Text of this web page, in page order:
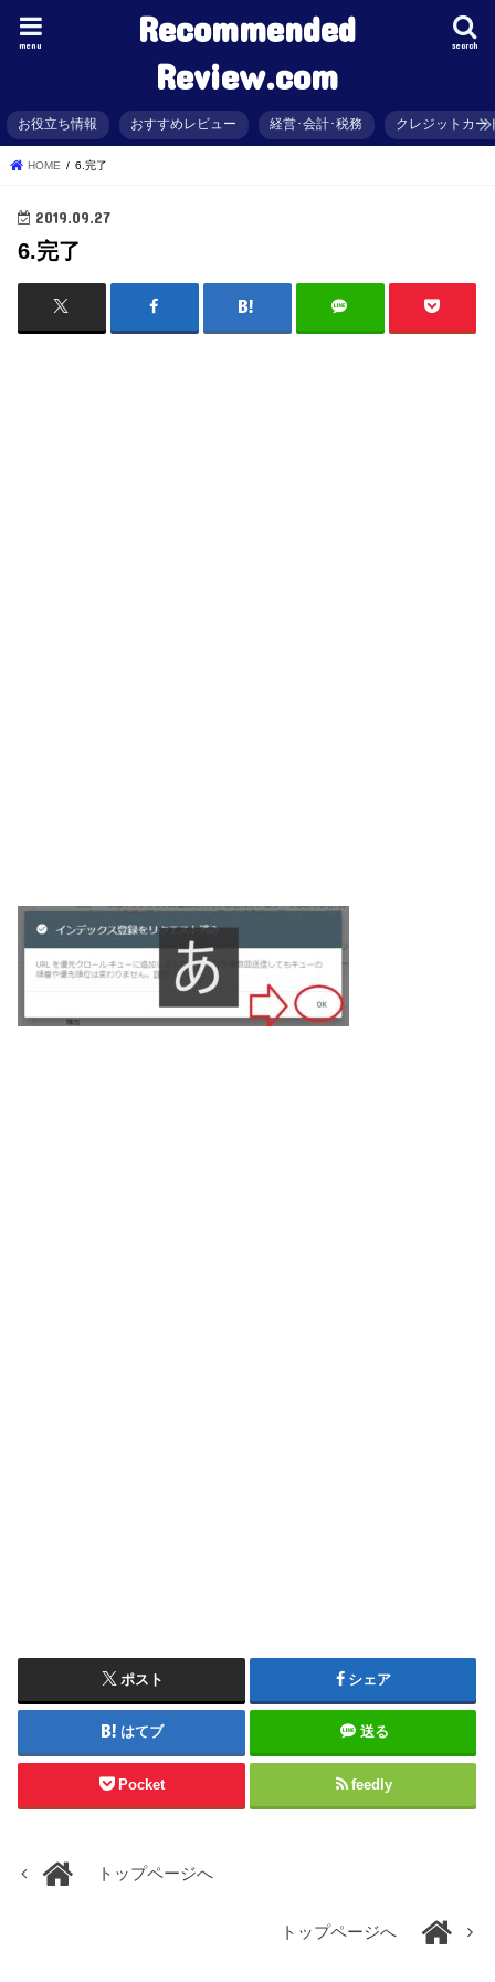
Recommended
Review.com
search
menu
お役立ち情報 おすすめレビュー 経営･会計･税務 クレジットカー
HOME 6.完了
2019.09.27
6.完了
ポスト シェア
はてブ 送る
Pocket feedly
トップページへ
トップページへ